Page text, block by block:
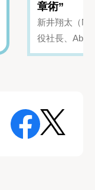
章術”
新井翔太（
役社長、